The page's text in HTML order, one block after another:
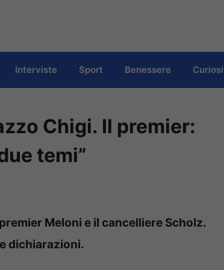
Interviste Sport Benessere
Chigi. Il premier:
temi”
Meloni e il cancelliere Scholz.
dichiarazioni.